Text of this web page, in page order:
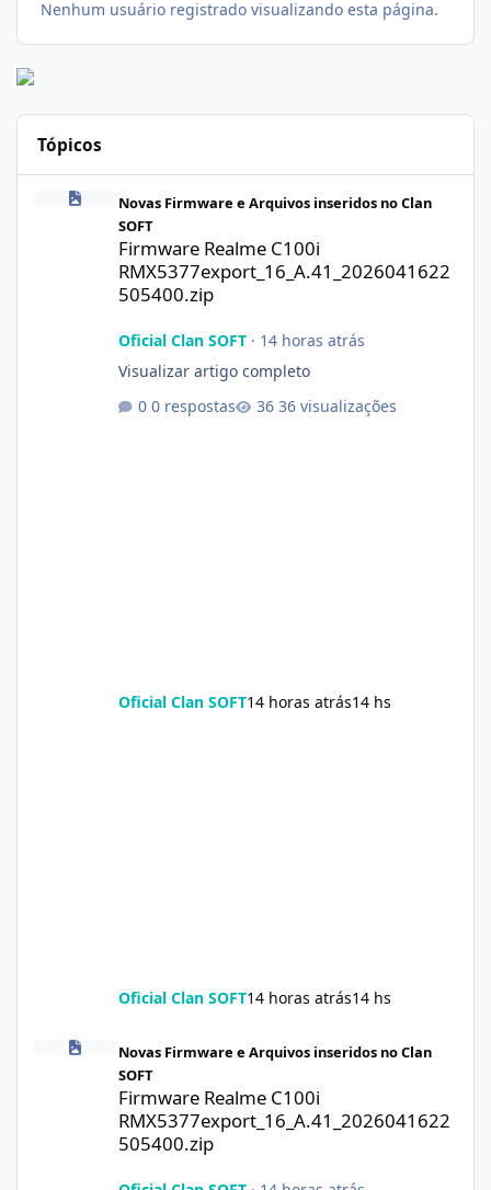
Nenhum usuário registrado visualizando esta página.
Tópicos
Firmware Realme C100i
Novas Firmware e Arquivos inseridos no Clan
SOFT
Firmware Realme C100i
RMX5377export_16_A.41_2026041622
505400.zip
Oficial Clan SOFT· 14 horas atrás
Visualizar artigo completo
0 respostas
36 visualizações
Oficial Clan SOFT14 horas atrás14 hs
Oficial Clan SOFT14 horas atrás14 hs
Novas Firmware e Arquivos inseridos no Clan
SOFT
Firmware Realme C100i
RMX5377export_16_A.41_2026041622
505400.zip